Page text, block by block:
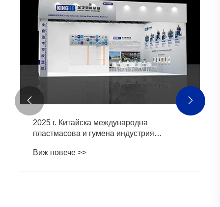
2025 г. Китайска международна
пластмасова и гумена индустрия
Виж повече >>
 